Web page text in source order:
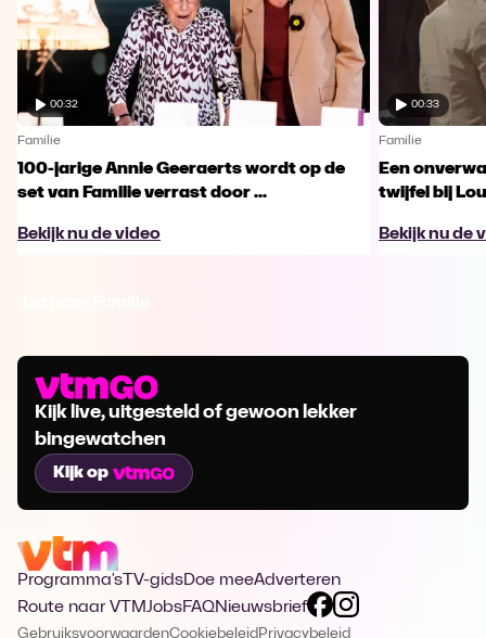
00:32
Familie
100-jarige Annie Geeraerts wordt op de
set van Familie verrast door ...
Bekijk nu de video
00:33
Familie
Een
twijfel bij
Bekijk nu de
Kijk live, uitgesteld of gewoon lekker
bingewatchen
Kijk op
Programma's TV-gidsDoe meeAdverteren
Route naar VTMJobsFAQNieuwsbrief
GebruiksvoorwaardenCookiebeleid Privacybeleid